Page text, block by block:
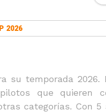
2026
su temporada 2026.
que quieren
categorías. Con 5